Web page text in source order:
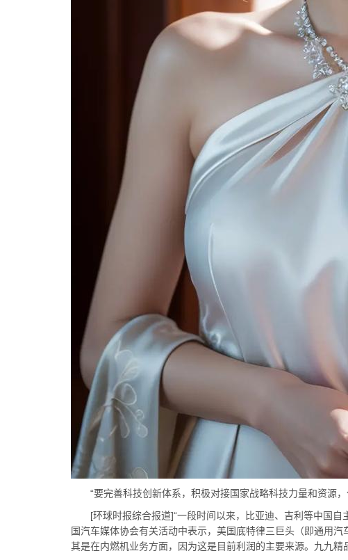
“要完善科技创新体系，积极对接国家战略科技力量和资源，
[环球时报综合报道]“一段时间以来，比亚迪、吉利等中国自
国汽车媒体协会有关活动中表示，美国底特律三巨头（即通用
其是在内燃机业务方面，因为这是目前利润的主要来源。九九精